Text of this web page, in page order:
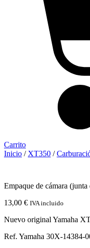
Carrito
Inicio / XT350 /
Empaque de cámara (junta
13,00 € IVA incluido
Nuevo original Yamaha
Ref. Yamaha 30X-14384-